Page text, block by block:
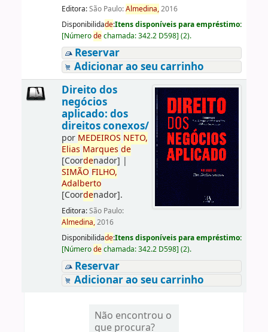
Editora:São Paulo:Almedina,2016
Disponibilidade:Itens disponíveis para empréstimo:
[Númerodechamada:342.2 D598] (2).
Reservar
Adicionar ao seu carrinho
Direito dos
negócios
aplicado: dos
direitos conexos/
por MEDEIROS NETO,
Elias Marques de
[Coordenador] |
SIMÃO FILHO,
Adalberto
[Coordenador].
Editora:São Paulo:
Almedina,2016
Disponibilidade:Itens disponíveis para empréstimo:
[Númerodechamada:342.2 D598] (2).
Reservar
Adicionar ao seu carrinho
Não encontrou o
que procura?